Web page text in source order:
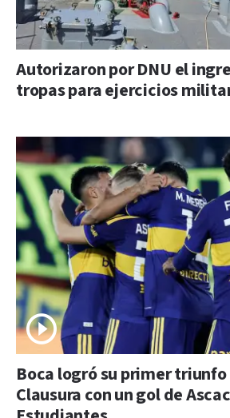
Autorizaron por DNU el
tropas para ejercicios
Boca logró su primer triunfo
Clausura con un gol de